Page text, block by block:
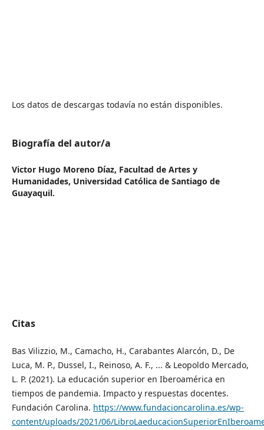
Los datos de descargas todavía no están disponibles.
Biografía del autor/a
Victor Hugo Moreno Díaz, Facultad de Artes y
Humanidades, Universidad Católica de Santiago de
Guayaquil.
Citas
Bas Vilizzio, M., Camacho, H., Carabantes Alarcón, D., De
Luca, M. P., Dussel, I., Reinoso, A. F., ... & Leopoldo Mercado,
L. P. (2021). La educación superior en Iberoamérica en
tiempos de pandemia. Impacto y respuestas docentes.
Fundación Carolina. https://www.fundacioncarolina.es/wp-
content/uploads/2021/06/